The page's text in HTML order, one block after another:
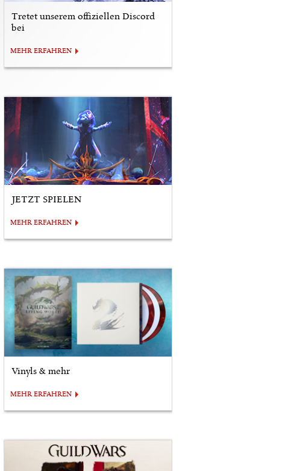
Tretet unserem offiziellen Discord
bei
MEHR ERFAHREN
JETZT SPIELEN
MEHR ERFAHREN
Vinyls & mehr
MEHR ERFAHREN